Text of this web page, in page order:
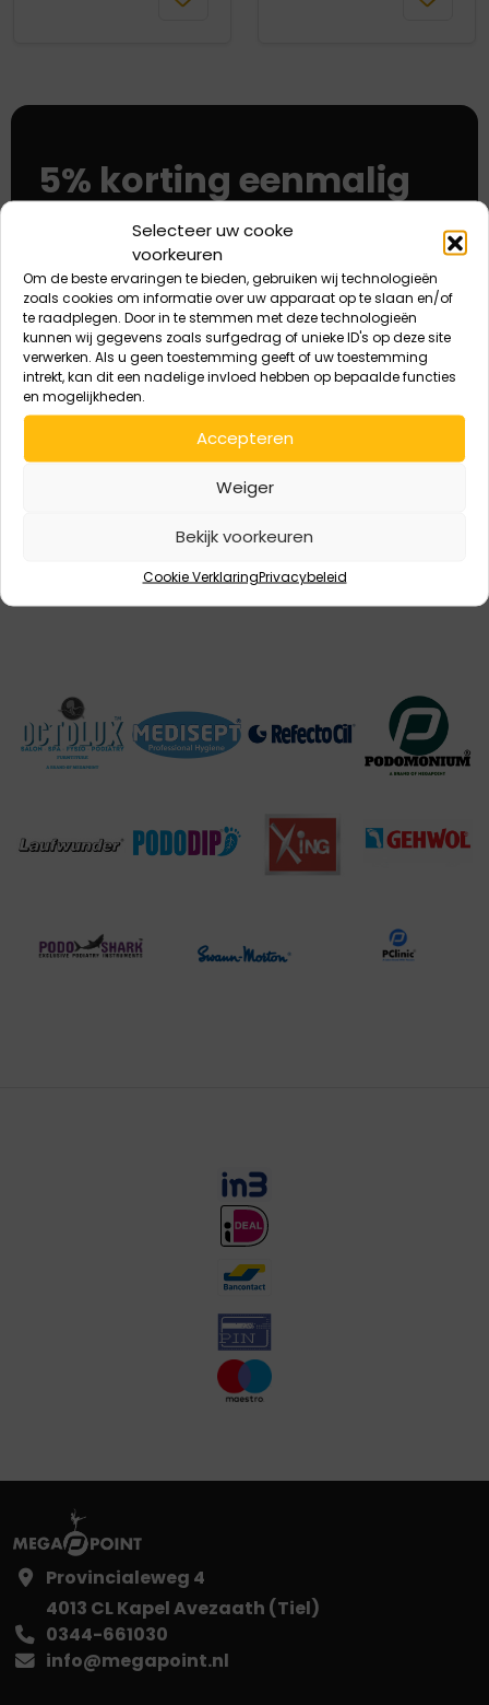
Selecteer uw cooke
voorkeuren
Om de beste ervaringen te bieden, gebruiken wij technologieën
zoals cookies om informatie over uw apparaat op te slaan en/of
te raadplegen. Door in te stemmen met deze technologieën
kunnen wij gegevens zoals surfgedrag of unieke ID's op deze site
verwerken. Als u geen toestemming geeft of uw toestemming
intrekt, kan dit een nadelige invloed hebben op bepaalde functies
en mogelijkheden.
Accepteren
Weiger
Bekijk voorkeuren
Cookie VerklaringPrivacybeleid
5% korting eenmalig
eerste aankoop
Deze korting is eenmalig geldig bij de eerste
aankoop.
E-
mailadres
Bij het aanmelden ga je akkoord dat de door jou verstrekte
gegevens worden verzameld en opgeslagen conform AVG
Provincialeweg 4
4013 CL Kapel Avezaath (Tiel)
0344-661030
info@megapoint.nl